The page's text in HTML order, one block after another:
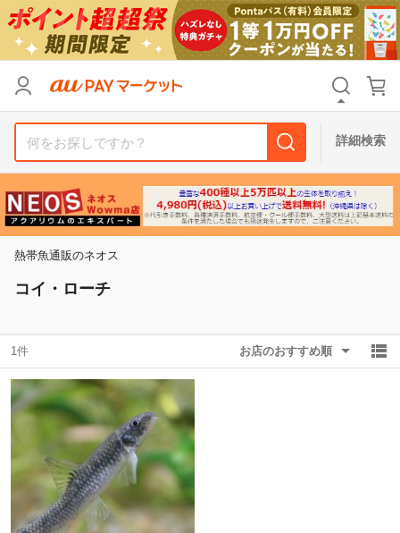
詳細検索
熱帯魚通販のネオス
コイ・ローチ
1件 お店のおすすめ順
支払い方法
その他の条件
送料無料
Pontaパス特典対象すべて
キーワード
除外ワード
リセット
支払い方法
その他の条件
送料無料
Pontaパス特典対象すべて
キーワード
除外ワード